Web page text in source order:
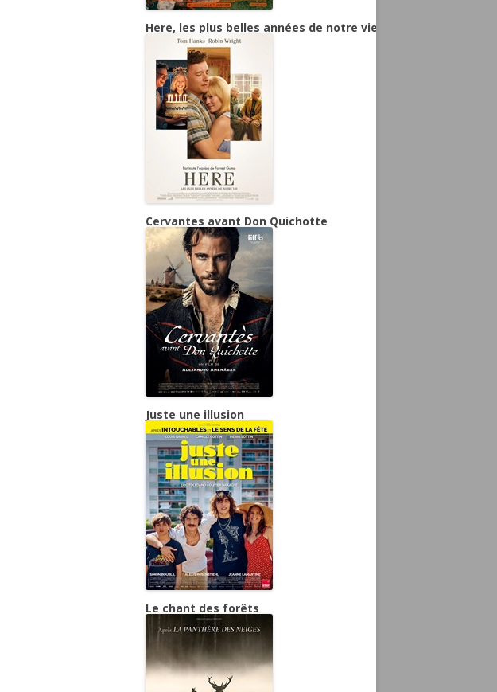
Here, les plus belles années de notre vie
Cervantes avant Don Quichotte
Juste une illusion
Le chant des forêts